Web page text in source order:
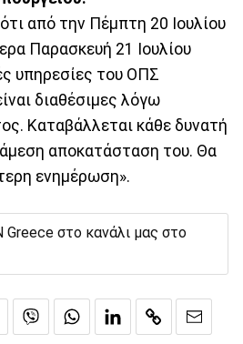
από την Πέμπτη 20 Ιουλίου
Παρασκευή 21 Ιουλίου
υπηρεσίες του ΟΠΣ
διαθέσιμες λόγω
Καταβάλλεται κάθε δυνατή
αποκατάσταση του. Θα
ενημέρωση».
Greece στο κανάλι μας στο